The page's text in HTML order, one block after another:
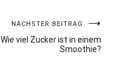
NÄCHSTER BEITRAG
Wie viel Zucker ist in einem
Smoothie?